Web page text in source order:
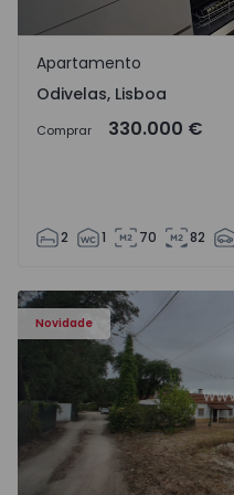
Odivelas, Lisboa
Apartamento
Odivelas, Lisboa
Comprar 330.000 €
2 1 70 82
Novidade
Apartamento T3